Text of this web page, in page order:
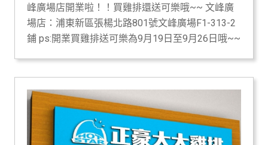
峰廣場店開業啦！！買雞排還送可樂哦~~ 文峰廣
場店：浦東新區張楊北路801號文峰廣場F1-313-2
鋪 ps:開業買雞排送可樂為9月19日至9月26日哦~~